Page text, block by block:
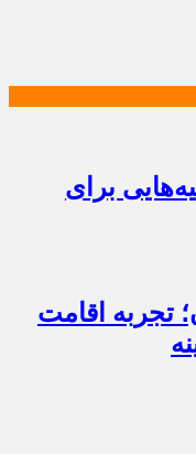
برای
تجربه اقامت